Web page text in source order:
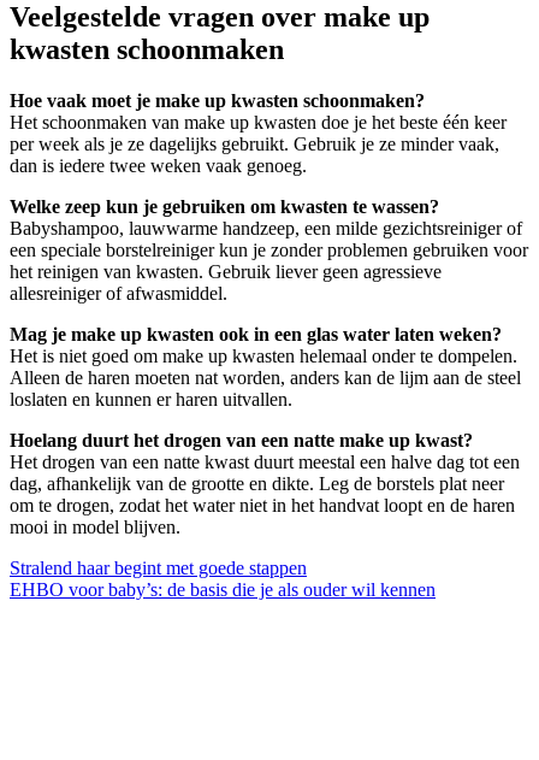
Veelgestelde vragen over make up
kwasten schoonmaken
Hoe vaak moet je make up kwasten schoonmaken?
Het schoonmaken van make up kwasten doe je het beste één keer
per week als je ze dagelijks gebruikt. Gebruik je ze minder vaak,
dan is iedere twee weken vaak genoeg.
Welke zeep kun je gebruiken om kwasten te wassen?
Babyshampoo, lauwwarme handzeep, een milde gezichtsreiniger of
een speciale borstelreiniger kun je zonder problemen gebruiken voor
het reinigen van kwasten. Gebruik liever geen agressieve
allesreiniger of afwasmiddel.
Mag je make up kwasten ook in een glas water laten weken?
Het is niet goed om make up kwasten helemaal onder te dompelen.
Alleen de haren moeten nat worden, anders kan de lijm aan de steel
loslaten en kunnen er haren uitvallen.
Hoelang duurt het drogen van een natte make up kwast?
Het drogen van een natte kwast duurt meestal een halve dag tot een
dag, afhankelijk van de grootte en dikte. Leg de borstels plat neer
om te drogen, zodat het water niet in het handvat loopt en de haren
mooi in model blijven.
Bericht
navigatie
Stralend haar begint met goede stappen
EHBO voor baby’s: de basis die je als ouder wil kennen